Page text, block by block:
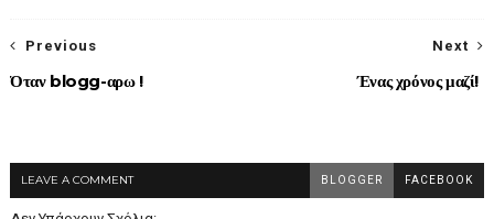
Next
Ένας χρόνος μαζί!
Previous
Όταν blogg-αρω !
LEAVE A COMMENT BLOGGER FACEBOOK